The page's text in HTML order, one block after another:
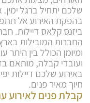
שלכם יתחיל ברגל
בהפקת האירוע אל
ביזנס קלאס דיילות.
החברות המובילות
ומיומן הכולל בין היתר
ועובדי קבלה, מותאם
באירוע שלכם דיילות
חיוך מאיר פנים.
קבלת פנים לאירוע